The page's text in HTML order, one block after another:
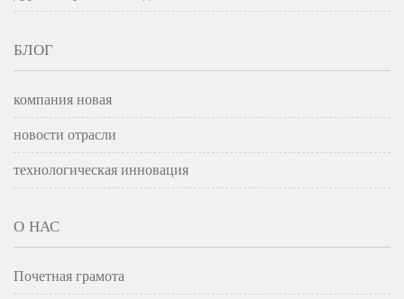
БЛОГ
компания новая
новости отрасли
технологическая инновация
О НАС
Почетная грамота